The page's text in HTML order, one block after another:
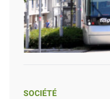
SOCIÉTÉ